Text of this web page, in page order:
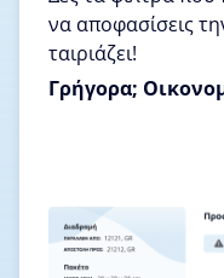
να αποφασίσεις
ταιριάζει!
Γρήγορα;